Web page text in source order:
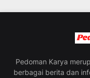
i
V
Pedoman Karya
berbagai berita dan